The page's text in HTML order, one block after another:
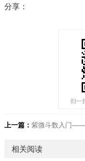
分享：
扫一
上一篇： 紫微斗数入门——禄存星在十
相关阅读